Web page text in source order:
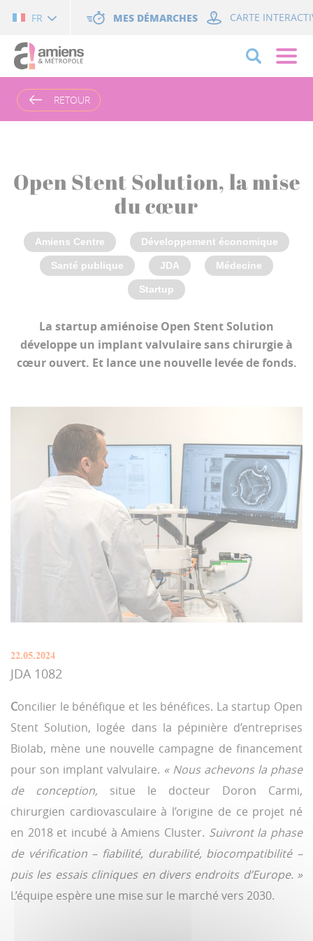
FR MES DÉMARCHES CARTE
RETOUR
Open Stent Solution, la mise
du cœur
Amiens Centre Développement économique
Santé publique JDA Médecine
Startup
La startup amiénoise Open Stent Solution
développe un implant valvulaire sans chirurgie à
cœur ouvert. Et lance une nouvelle levée de fonds.
22.05.2024
JDA 1082
Concilier le bénéfique et les bénéfices. La startup Open
Stent Solution, logée dans la pépinière d’entreprises
Biolab, mène une nouvelle campagne de financement
pour son implant valvulaire. « Nous achevons la phase
de conception, situe le docteur Doron Carmi,
chirurgien cardiovasculaire à l’origine de ce projet né
en 2018 et incubé à Amiens Cluster. Suivront la phase
de vérification – fiabilité, durabilité, biocompatibilité –
puis les essais cliniques en divers endroits d’Europe. »
L’équipe espère une mise sur le marché vers 2030.